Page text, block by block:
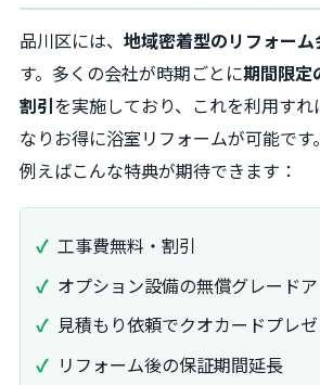
品川区には、 地域密着型のリフォーム
す。多くの会社が時期ごとに期間限定
割引を実施しており、これを利用す
なりお得に浴室リフォームが可能です。
例えばこんな特典が期待できます：
工事費無料・割引
オプション設備の無償グレード
見積もり依頼でクオカードプレ
リフォーム後の保証期間延長